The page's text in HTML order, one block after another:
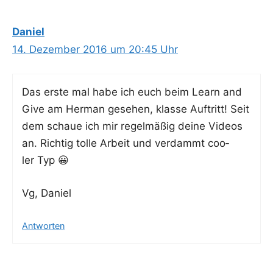
Daniel
14. Dezember 2016 um 20:45 Uhr
Das ers­te mal habe ich euch beim Learn and
Give am Her­man gese­hen, klas­se Auf­tritt! Seit
dem schaue ich mir regel­mä­ßig dei­ne Vide­os
an. Rich­tig tol­le Arbeit und ver­dammt coo­
ler Typ 😀
Vg, Dani­el
Antworten